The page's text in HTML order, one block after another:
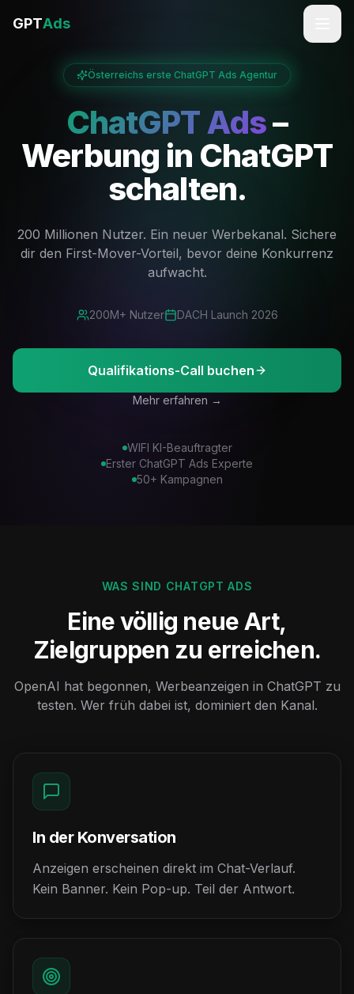
GPTAds
Österreichs erste ChatGPT Ads Agentur
ChatGPT Ads–
Werbung in ChatGPT
schalten.
200 Millionen Nutzer. Ein neuer Werbekanal. Sichere
dir den First-Mover-Vorteil, bevor deine Konkurrenz
aufwacht.
200M+ Nutzer DACH Launch 2026
Qualifikations-Call buchen
Mehr erfahren →
WIFI KI-Beauftragter
Erster ChatGPT Ads Experte
50+ Kampagnen
WAS SIND CHATGPT ADS
Eine völlig neue Art,
Zielgruppen zu erreichen.
OpenAI hat begonnen, Werbeanzeigen in ChatGPT zu
testen. Wer früh dabei ist, dominiert den Kanal.
In der Konversation
Anzeigen erscheinen direkt im Chat-Verlauf.
Kein Banner. Kein Pop-up. Teil der Antwort.